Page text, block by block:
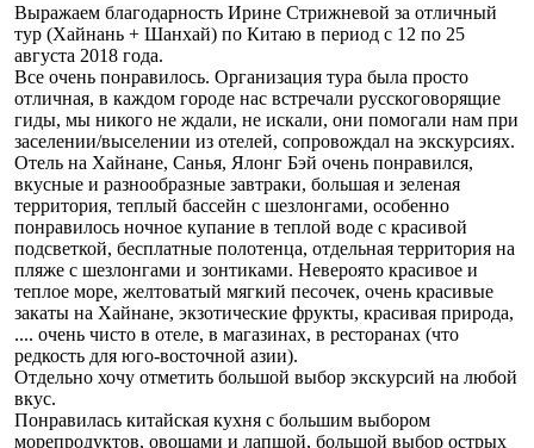
Выражаем благодарность Ирине Стрижневой за отличный
тур (Хайнань + Шанхай) по Китаю в период с 12 по 25
августа 2018 года.
Все очень понравилось. Организация тура была просто
отличная, в каждом городе нас встречали русскоговорящие
гиды, мы никого не ждали, не искали, они помогали нам при
заселении/выселении из отелей, сопровождал на экскурсиях.
Отель на Хайнане, Санья, Ялонг Бэй очень понравился,
вкусные и разнообразные завтраки, большая и зеленая
территория, теплый бассейн с шезлонгами, особенно
понравилось ночное купание в теплой воде с красивой
подсветкой, бесплатные полотенца, отдельная территория на
пляже с шезлонгами и зонтиками. Невероято красивое и
теплое море, желтоватый мягкий песочек, очень красивые
закаты на Хайнане, экзотические фрукты, красивая природа,
.... очень чисто в отеле, в магазинах, в ресторанах (что
редкость для юго-восточной азии).
Отдельно хочу отметить большой выбор экскурсий на любой
вкус.
Понравилась китайская кухня с большим выбором
морепродуктов, овощами и лапшой, большой выбор острых